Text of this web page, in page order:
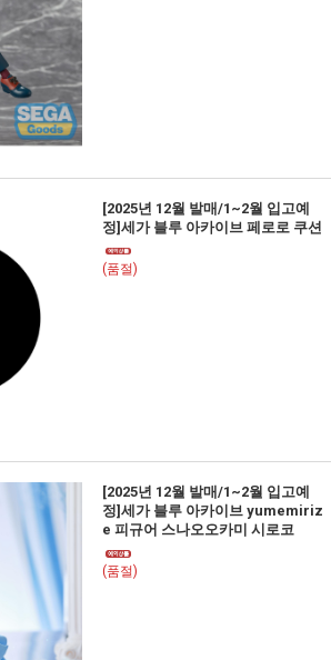
[2025년 12월 발매/1~2월 입고예
정]세가 블루 아카이브 페로로 쿠션
(품절)
[2025년 12월 발매/1~2월 입고예
정]세가 블루 아카이브 yumemiriz
e 피규어 스나오오카미 시로코
(품절)